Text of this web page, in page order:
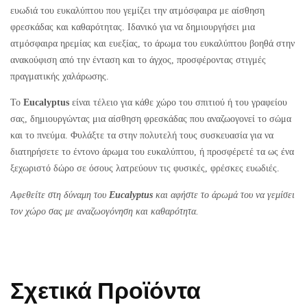
ευωδιά του ευκαλύπτου που γεμίζει την ατμόσφαιρα με αίσθηση
φρεσκάδας και καθαρότητας. Ιδανικό για να δημιουργήσει μια
ατμόσφαιρα ηρεμίας και ευεξίας, το άρωμα του ευκαλύπτου βοηθά στην
ανακούφιση από την ένταση και το άγχος, προσφέροντας στιγμές
πραγματικής χαλάρωσης.
Το Eucalyptus είναι τέλειο για κάθε χώρο του σπιτιού ή του γραφείου
σας, δημιουργώντας μια αίσθηση φρεσκάδας που αναζωογονεί το σώμα
και το πνεύμα. Φυλάξτε τα στην πολυτελή τους συσκευασία για να
διατηρήσετε το έντονο άρωμα του ευκαλύπτου, ή προσφέρετέ τα ως ένα
ξεχωριστό δώρο σε όσους λατρεύουν τις φυσικές, φρέσκες ευωδιές.
Αφεθείτε στη δύναμη του Eucalyptus και αφήστε το άρωμά του να γεμίσει
τον χώρο σας με αναζωογόνηση και καθαρότητα.
Σχετικά Προϊόντα